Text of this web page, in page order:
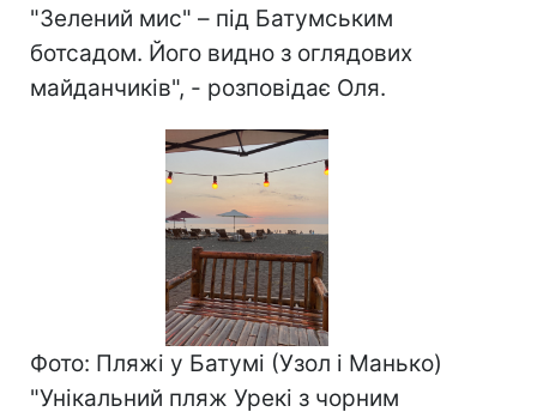
"Зелений мис" – під Батумським
ботсадом. Його видно з оглядових
майданчиків", - розповідає Оля.
Фото: Пляжі у Батумі (Узол і Манько)
"Унікальний пляж Урекі з чорним